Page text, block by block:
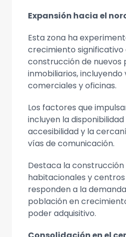
Expansión hacia el
Esta zona ha
crecimiento significativo
construcción de nuevos
inmobiliarios, incluyendo
comerciales y oficinas.
Los factores que
incluyen la
accesibilidad y la
vías de comunicación.
Destaca la
habitacionales y
responden a la
población en
poder adquisitivo.